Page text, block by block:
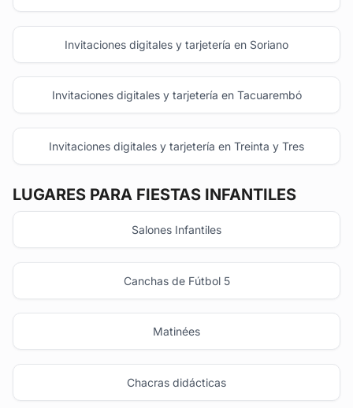
Invitaciones digitales y tarjetería en Soriano
Invitaciones digitales y tarjetería en Tacuarembó
Invitaciones digitales y tarjetería en Treinta y Tres
LUGARES PARA FIESTAS INFANTILES
Salones Infantiles
Canchas de Fútbol 5
Matinées
Chacras didácticas